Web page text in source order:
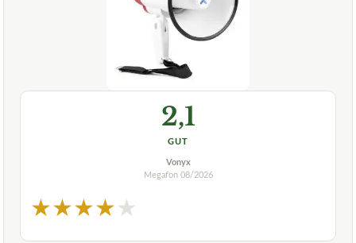
2,1
GUT
Vonyx
Megafon 08/2026
★★★★★